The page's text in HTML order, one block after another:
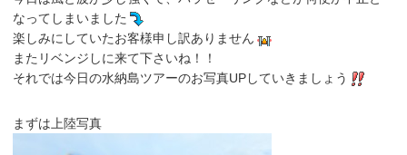
なってしまいました
楽しみにしていたお客様申し訳ありません
またリベンジしに来て下さいね！！
それでは今日の水納島ツアーのお写真UPしていきましょう
まずは上陸写真